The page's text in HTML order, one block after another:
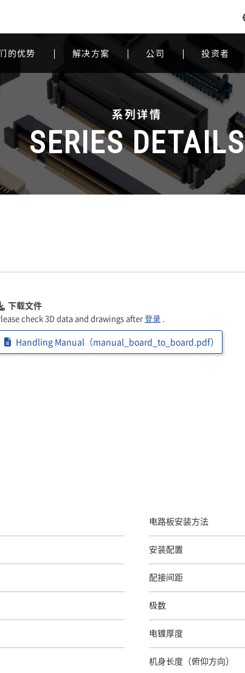
的优势 解决方案 公司 投资者
系列详情
SERIES DETAILS
下载文件
check 3D data and drawings after登录 .
Handling Manual（manual_board_to_board.pdf）
电路板安装方法
安装配置
配接间距
极数
电镀厚度
机身长度（俯仰方向）